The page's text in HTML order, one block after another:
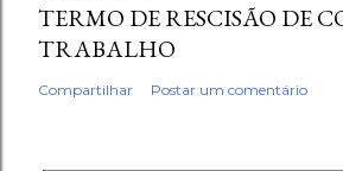
TERMO DE RESCISÃO DE
TRABALHO
Compartilhar Postar um comentário